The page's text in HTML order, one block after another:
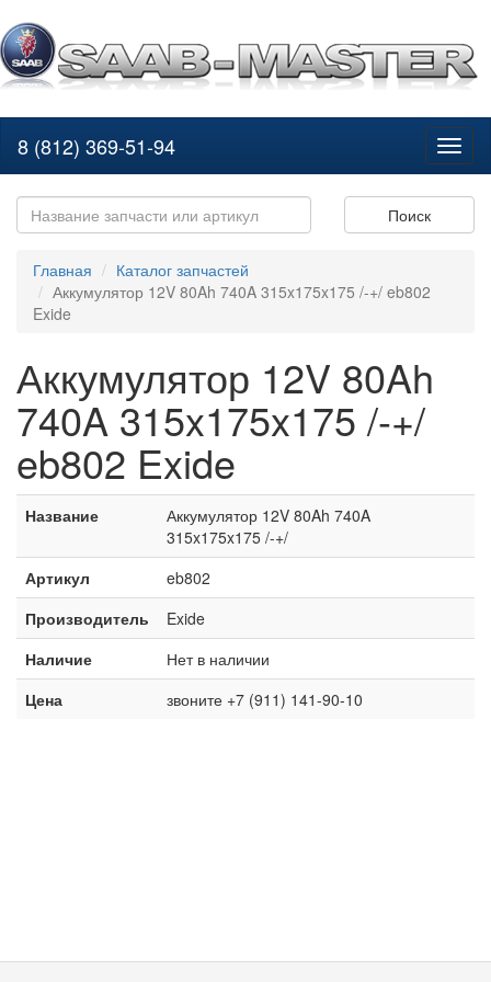
8 (812) 369-51-94
Поиск
Главная
Каталог запчастей
Аккумулятор 12V 80Ah 740A 315x175x175 /-+/ eb802
Exide
Аккумулятор 12V 80Ah
740A 315x175x175 /-+/
eb802 Exide
Название
Аккумулятор 12V 80Ah 740A
315x175x175 /-+/
Артикул
eb802
Производитель
Exide
Наличие
Нет в наличии
Цена
звоните +7 (911) 141-90-10